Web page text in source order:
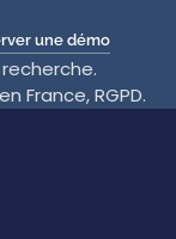
une démo
France, RGPD.